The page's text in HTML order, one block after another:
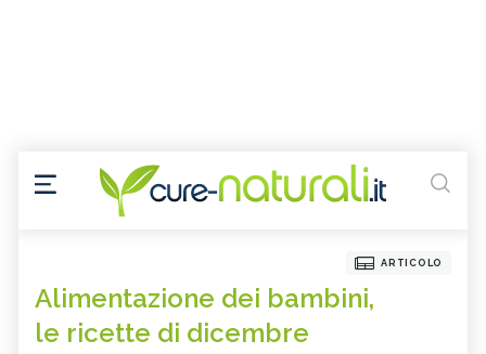
ARTICOLO
Alimentazione dei bambini,
le ricette di dicembre